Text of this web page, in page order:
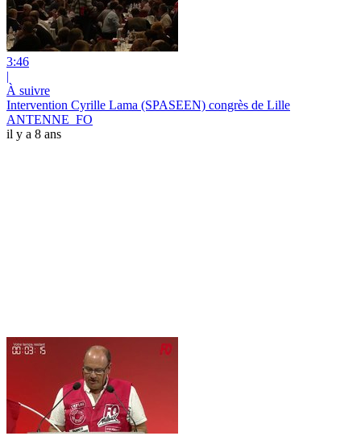
3:46
|
À suivre
Intervention Cyrille Lama (SPASEEN) congrès de Lille
ANTENNE_FO
il y a 8 ans